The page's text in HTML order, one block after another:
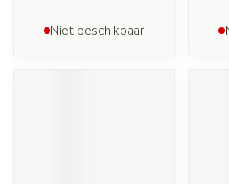
Niet beschikbaar